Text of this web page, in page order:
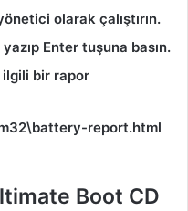
olarak çalıştırın.
Enter tuşuna basın.
ilgili bir rapor
report.html
Boot CD